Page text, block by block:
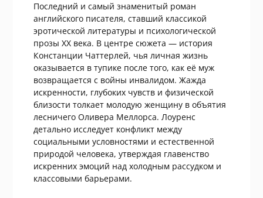
Последний и самый знаменитый роман
английского писателя, ставший классикой
эротической литературы и психологической
прозы XX века. В центре сюжета — история
Констанции Чаттерлей, чья личная жизнь
оказывается в тупике после того, как её муж
возвращается с войны инвалидом. Жажда
искренности, глубоких чувств и физической
близости толкает молодую женщину в объятия
лесничего Оливера Меллорса. Лоуренс
детально исследует конфликт между
социальными условностями и естественной
природой человека, утверждая главенство
искренних эмоций над холодным рассудком и
классовыми барьерами.